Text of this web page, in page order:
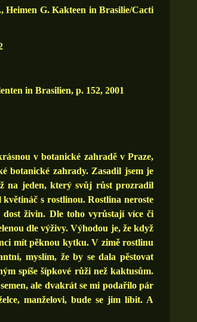
Heimen G. Kakteen in Brasilie/Cacti
in Brasilien, p. 152, 2001
v botanické zahradě v Praze,
botanické zahrady. Zasadil jsem je
na jeden, který svůj růst prozradil
s rostlinou. Rostlina neroste
živin. Dle toho vyrůstají více či
dle výživy. Výhodou je, že když
mít pěknou kytku. V zimě rostlinu
myslím, že by se dala pěstovat
spíše šípkové růži než kaktusům.
ale dvakrát se mi podařilo pár
manželovi, bude se jim líbit. A